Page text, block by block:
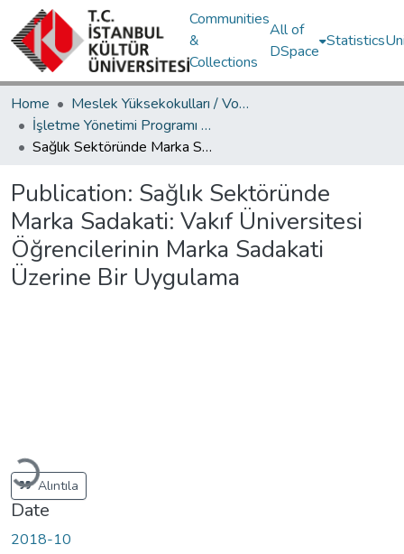
Communities
&
Collections
All of
DSpace
Statistics
Home
Meslek Yüksekokulları / Vocational Schools
İşletme Yönetimi Programı / Business Management Program
Sağlık Sektöründe Marka Sadakati: Vakıf Üniversitesi Öğrencilerinin Marka Sadakati Üzerine Bir Uygulama
Publication: Sağlık Sektöründe
Marka Sadakati: Vakıf Üniversitesi
Öğrencilerinin Marka Sadakati
Üzerine Bir Uygulama
Loading...
Alıntıla
Date
2018-10